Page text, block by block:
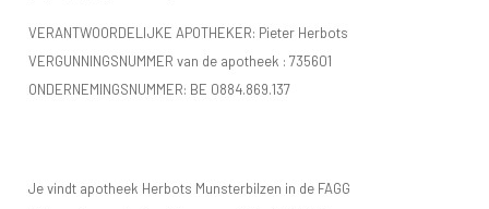
VERANTWOORDELIJKE APOTHEKER: Pieter Herbots
VERGUNNINGSNUMMER van de apotheek : 735601
ONDERNEMINGSNUMMER: BE 0884.869.137
Je vindt apotheek Herbots Munsterbilzen in de FAGG